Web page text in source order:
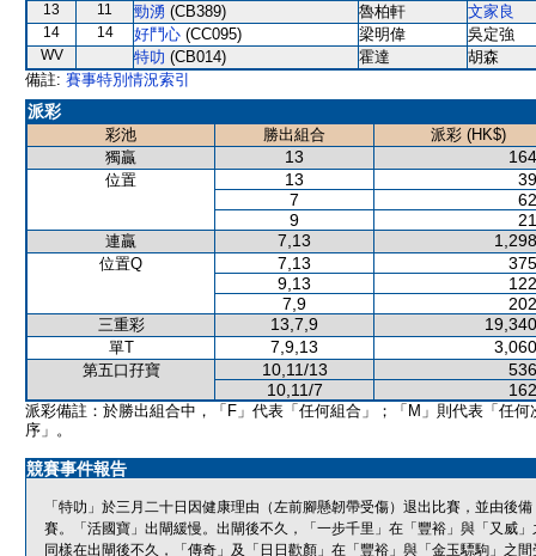
13 11 勁湧 (CB389) 魯柏軒 文家良
14 14 好鬥心 (CC095) 梁明偉 吳定強
WV 特叻 (CB014) 霍達
胡森
備註: 賽事特別情況索引
派彩
彩池 勝出組合
派彩 (HK$)
獨贏
13
位置 13
7
9
連贏 7,13
位置Q 7,13
9,13
7,9
三重彩 13,7,9
單T 7,9,13
第五口孖寶 10,11/13
10,11/7
派彩備註：於勝出組合中，「F」代表「任何組合」；「M」則代表「任何
序」。
競賽事件報告
「特叻」於三月二十日因健康理由（左前腳懸韌帶受傷）退出比賽，並由後
賽。「活國寶」出閘緩慢。出閘後不久，「一步千里」在「豐裕」與「又威
同樣在出閘後不久，「傳奇」及「日日歡顏」在「豐裕」與「金玉驃駒」之